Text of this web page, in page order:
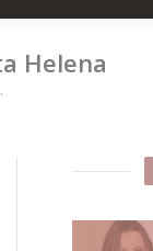
Helena